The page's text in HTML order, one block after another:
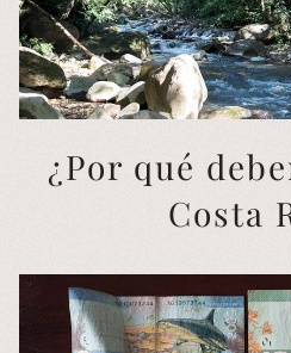
¿Por qué
Costa